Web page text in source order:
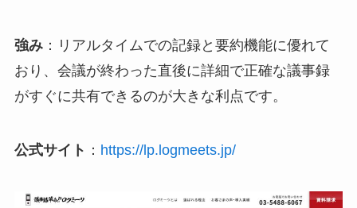
強み：リアルタイムでの記録と要約機能に優れて
おり、会議が終わった直後に詳細で正確な議事録
がすぐに共有できるのが大きな利点です。
公式サイト ： https://lp.logmeets.jp/